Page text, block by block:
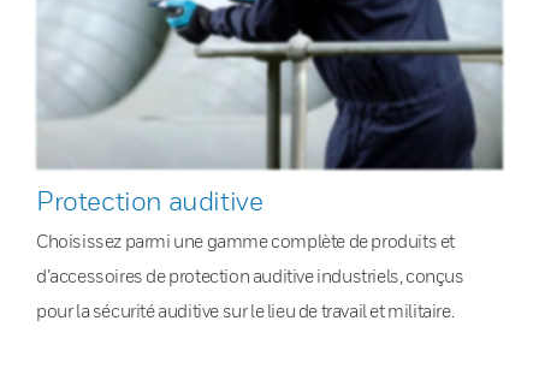
Protection auditive
Choisissez parmi une gamme complète de produits et
d’accessoires de protection auditive industriels, conçus
pour la sécurité auditive sur le lieu de travail et militaire.